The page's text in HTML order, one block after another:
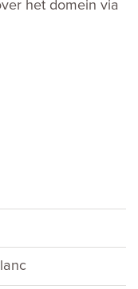
het domein via